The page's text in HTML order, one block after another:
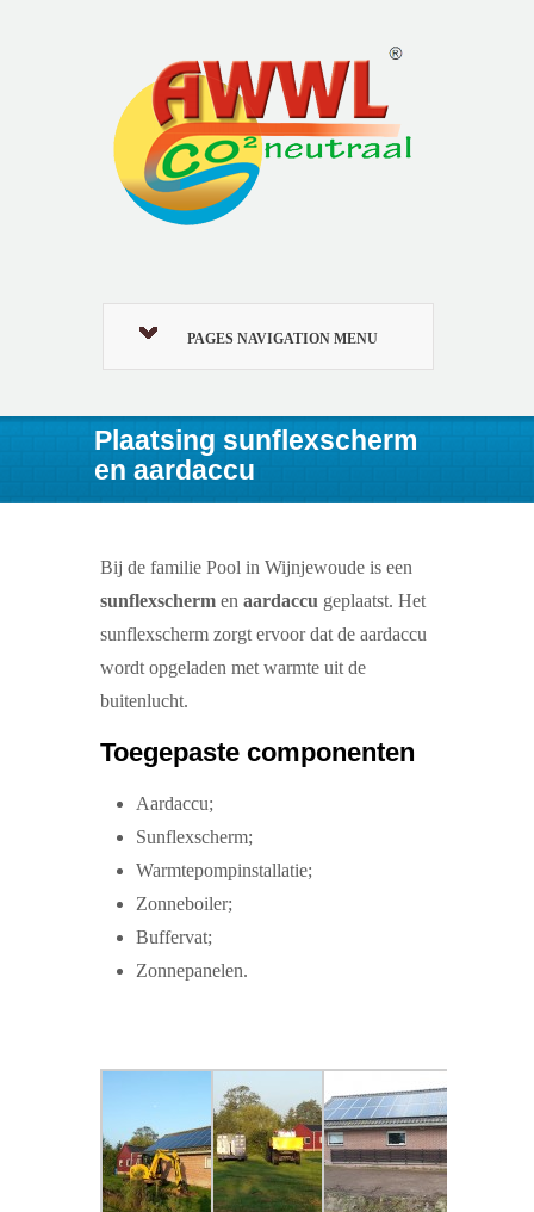
PAGES NAVIGATION MENU
Plaatsing sunflexscherm
en aardaccu
Bij de familie Pool in Wijnjewoude is een
sunflexscherm en aardaccu geplaatst. Het
sunflexscherm zorgt ervoor dat de aardaccu
wordt opgeladen met warmte uit de
buitenlucht.
Toegepaste componenten
Aardaccu;
Sunflexscherm;
Warmtepompinstallatie;
Zonneboiler;
Buffervat;
Zonnepanelen.